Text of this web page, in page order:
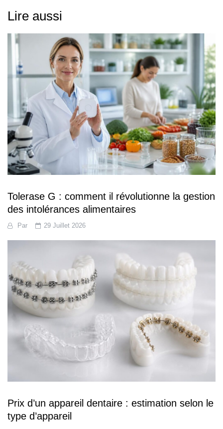
Lire aussi
Tolerase G : comment il révolutionne la gestion
des intolérances alimentaires
Par 29 Juillet 2026
Prix d’un appareil dentaire : estimation selon le
type d’appareil